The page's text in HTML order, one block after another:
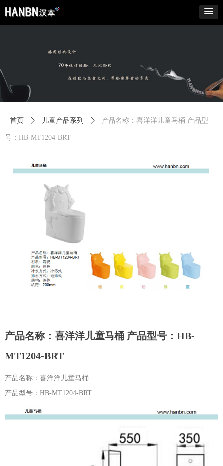
产品名称：喜洋洋儿童马桶 产品型号：HB-
MT1204-BRT
产品名称：喜洋洋儿童马桶
产品型号：HB-MT1204-BRT
首页 ꄲ 儿童产品系列 ꄲ 产品名称：喜洋洋儿童马桶 产品型
号：HB-MT1204-BRT